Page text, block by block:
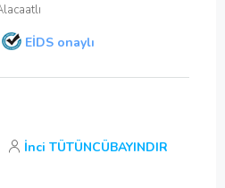
EİDS onaylı
İnci TÜTÜNCÜBAYINDIR